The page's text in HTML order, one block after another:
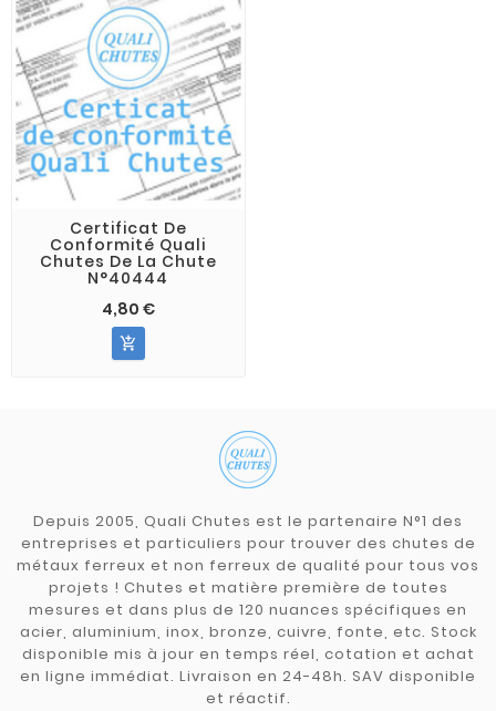
Certificat De
Conformité Quali
Chutes De La Chute
N°40444
4,80 €

Depuis 2005, Quali Chutes est le partenaire N°1 des
entreprises et particuliers pour trouver des chutes de
métaux ferreux et non ferreux de qualité pour tous vos
projets ! Chutes et matière première de toutes
mesures et dans plus de 120 nuances spécifiques en
acier, aluminium, inox, bronze, cuivre, fonte, etc. Stock
disponible mis à jour en temps réel, cotation et achat
en ligne immédiat. Livraison en 24-48h. SAV disponible
et réactif.